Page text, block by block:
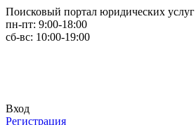
Поисковый портал юридических услуг
пн-пт: 9:00-18:00
сб-вс: 10:00-19:00
Вход
Регистрация